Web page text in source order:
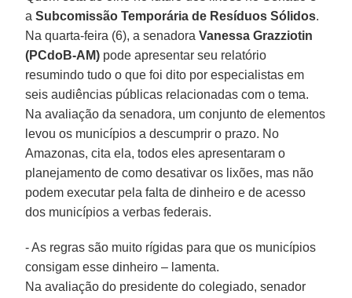
aSubcomissão Temporária de Resíduos Sólidos.
Na quarta-feira (6), a senadoraVanessa Grazziotin
(PCdoB-AM) pode apresentar seu relatório
resumindo tudo o que foi dito por especialistas em
seis audiências públicas relacionadas com o tema.
Na avaliação da senadora, um conjunto de elementos
levou os municípios a descumprir o prazo. No
Amazonas, cita ela, todos eles apresentaram o
planejamento de como desativar os lixões, mas não
podem executar pela falta de dinheiro e de acesso
dos municípios a verbas federais.
- As regras são muito rígidas para que os municípios
consigam esse dinheiro – lamenta.
Na avaliação do presidente do colegiado, senador